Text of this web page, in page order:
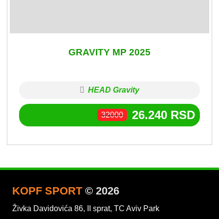
GRAVITY MP 2025
HEAD Gravity
32000 26.240 RSD
KOPF SPORT© 2026
Živka Davidovića 86, II sprat, TC Aviv Park